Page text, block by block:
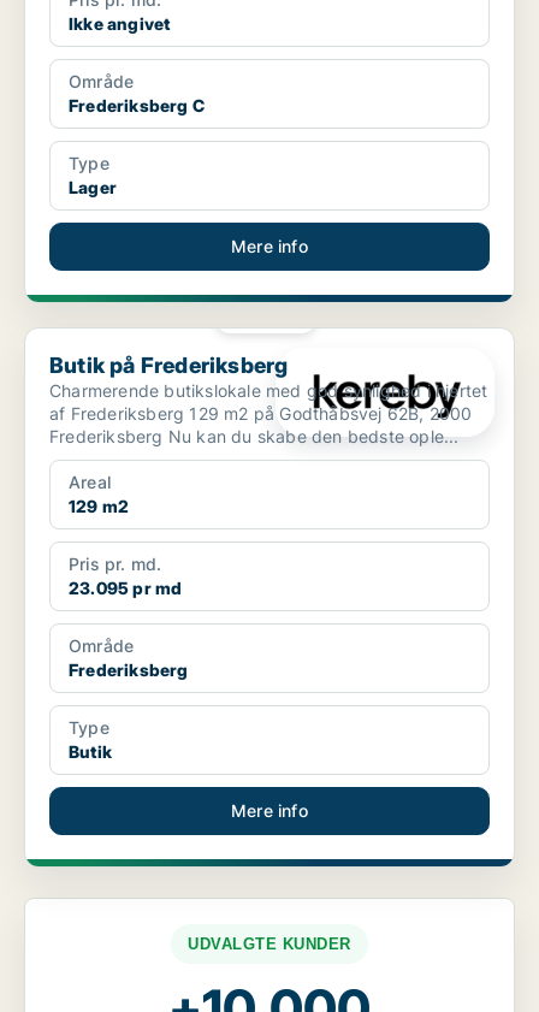
Ikke angivet
Område
Frederiksberg C
Type
Lager
Mere info
Butik på Frederiksberg
Butik på Frederiksberg
Charmerende butikslokale med god synlighed i hjertet
af Frederiksberg 129 m2 på Godthåbsvej 62B, 2000
Frederiksberg Nu kan du skabe den bedste ople...
Areal
129 m2
Pris pr. md.
23.095 pr md
Område
Frederiksberg
Type
Butik
Mere info
UDVALGTE KUNDER